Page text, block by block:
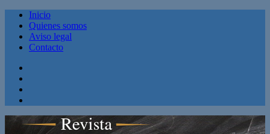
Inicio
Quienes somos
Aviso legal
Contacto